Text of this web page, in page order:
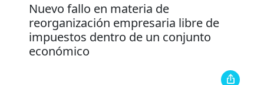
Nuevo fallo en materia de
reorganización empresaria libre de
impuestos dentro de un conjunto
económico